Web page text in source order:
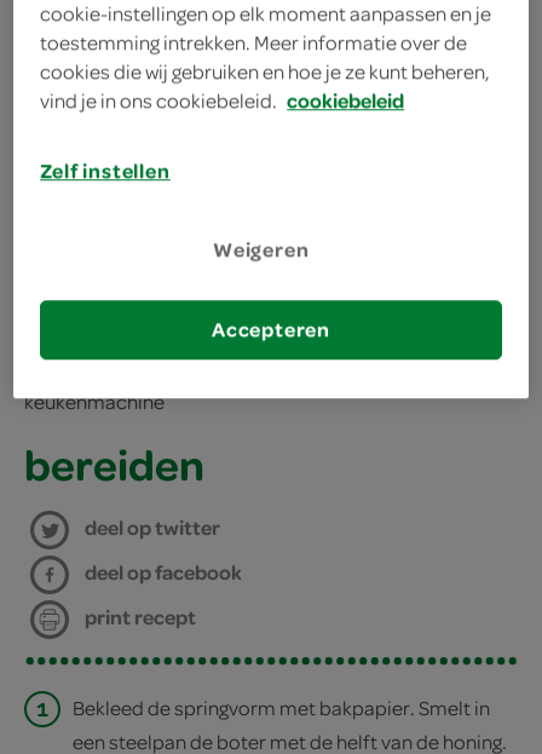
40 gram Melkan roomboter
ongezouten
springvorm
bakpapier
keukenmachine
bereiden
deel op twitter
deel op facebook
print recept
1
Bekleed de springvorm met bakpapier. Smelt in
een steelpan de boter met de helft van de honing.
cookie-instellingen op elk moment aanpassen en je
toestemming intrekken. Meer informatie over de
cookies die wij gebruiken en hoe je ze kunt beheren,
vind je in ons cookiebeleid. cookiebeleid
Zelf instellen
Weigeren
Accepteren